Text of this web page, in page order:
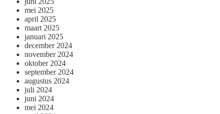
mei 2025
april 2025
maart 2025
januari 2025
december 2024
november 2024
oktober 2024
september 2024
augustus 2024
juli 2024
juni 2024
mei 2024